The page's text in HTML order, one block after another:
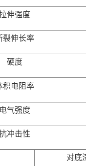
伸强度
裂伸长率
硬度
积电阻率
电气强度
冲击性
对底